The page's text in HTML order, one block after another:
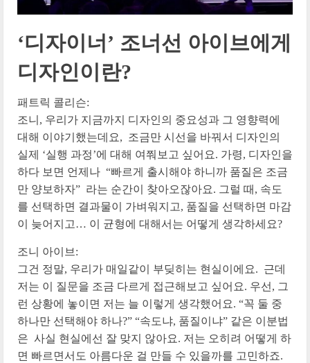
‘디자이너’ 조너선 아이브에게
디자인이란?
패트릭 콜리슨:
조니, 우리가 지금까지 디자인의 중요성과 그 영향력에
대해 이야기했는데요, 조금만 시선을 바꿔서 디자인의
실제 ‘실행 과정’에 대해 여쭤보고 싶어요. 가령, 디자인을
하다 보면 언제나 “빠르게 출시해야 하니까 품질은 조금
만 양보하자” 라는 순간이 찾아오잖아요. 그럴 때, 속도
를 선택하면 결과물이 가벼워지고, 품질을 선택하면 마감
이 늦어지고… 이 균형에 대해서는 어떻게 생각하세요?
조니 아이브:
그건 정말, 우리가 매일같이 부딪히는 현실이에요. 근데
저는 이 질문을 조금 다르게 접근해보고 싶어요. 우선, 그
런 상황에 놓이면 저는 늘 이렇게 생각했어요. “꼭 둘 중
하나만 선택해야 하나?” “속도냐, 품질이냐” 같은 이분법
은 사실 현실에선 잘 맞지 않아요. 저는 오히려 어떻게 하
면 빠르면서도 아름다운 걸 만들 수 있을까를 고민하죠.